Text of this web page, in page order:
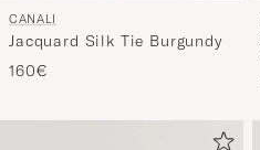
CANALI
Jacquard Silk Tie Burgundy
160€